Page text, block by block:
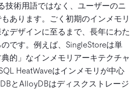
技術用語ではなく、ユーザーのニ
あります。ごく初期のインメモリ
デザインに至るまで、長年にわた
です。例えば、SingleStoreは単
的」なインメモリアーキテクチャ
HeatWaveはインメモリが中心
とAlloyDBはディスクストレージ